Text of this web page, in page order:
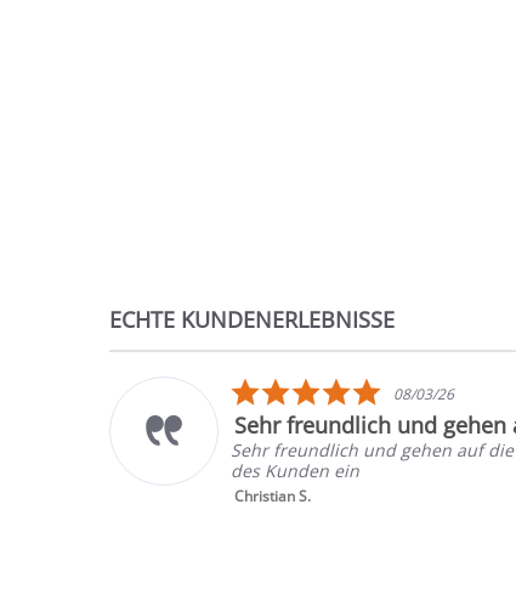
ECHTE KUNDENERLEBNISSE
Reviews
5.0
star
rating
08/03/26
Sehr freundlich und gehen
Sehr freundlich und gehen auf
des Kunden ein
Christian S.